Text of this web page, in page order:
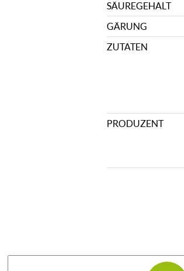
SÄUREGEHALT
GÄRUNG
ZUTATEN
PRODUZENT